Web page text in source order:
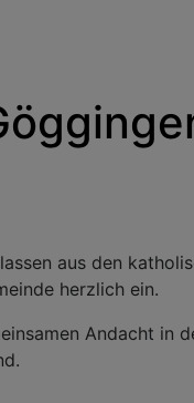
aus den
herzlich ein.
Andacht in